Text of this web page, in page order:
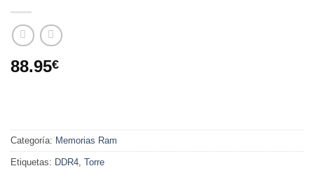
88.95€
Categoría: Memorias Ram
Etiquetas: DDR4, Torre